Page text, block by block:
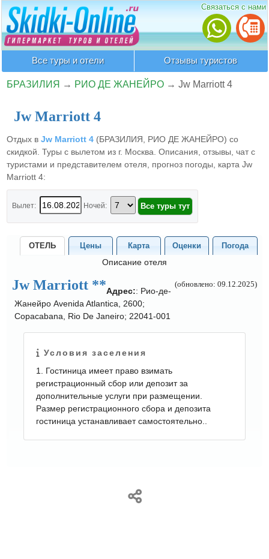
Связаться с нами
Все туры и отели Отзывы туристов
БРАЗИЛИЯ → РИО ДЕ ЖАНЕЙРО →Jw Marriott 4
Jw Marriott 4
Отдых вJw Marriott 4 (БРАЗИЛИЯ, РИО ДЕ ЖАНЕЙРО) со
скидкой. Туры с вылетом из г. Москва. Описания, отзывы, чат с
туристами и представителем отеля, прогноз погоды, карта Jw
Marriott 4:
Вылет: Ночей:
ОТЕЛЬ Цены Карта Оценки Погода
Описание отеля
Jw Marriott ** (обновлено: 09.12.2025)
Адрес:: Рио-де-
Жанейро Avenida Atlantica, 2600;
Copacabana, Rio De Janeiro; 22041-001
Условия заселения
1. Гостиница имеет право взимать
регистрационный сбор или депозит за
дополнительные услуги при размещении.
Размер регистрационного сбора и депозита
гостиница устанавливает самостоятельно..